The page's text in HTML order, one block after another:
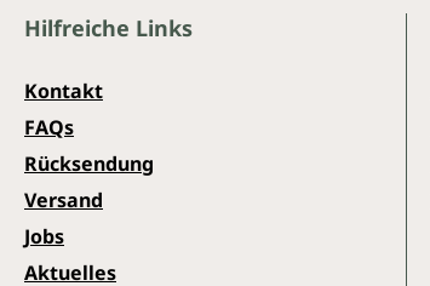
Hilfreiche Links
Kontakt
FAQs
Rücksendung
Versand
Jobs
Aktuelles